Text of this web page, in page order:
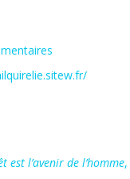
est l’avenir de l’homme,